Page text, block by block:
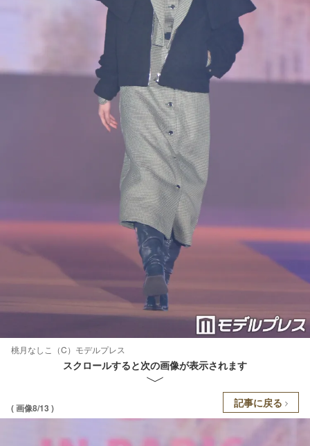
桃月なしこ（C）モデルプレス
スクロールすると次の画像が表示されます
( 画像8/13 ) 記事に戻る